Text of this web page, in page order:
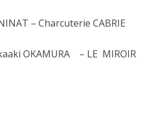
– Charcuterie CABRIE
OKAMURA – LE MIROIR